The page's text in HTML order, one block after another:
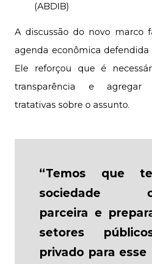
(ABDIB)
A discussão do novo marco
agenda econômica defendida
Ele reforçou que é
transparência e
tratativas sobre o assunto.
“Temos que
sociedade
parceira e
setores
privado para esse